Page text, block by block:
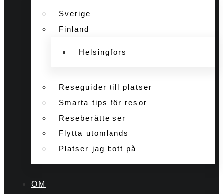
Sverige
Finland
Helsingfors
Reseguider till platser
Smarta tips för resor
Reseberättelser
Flytta utomlands
Platser jag bott på
OM